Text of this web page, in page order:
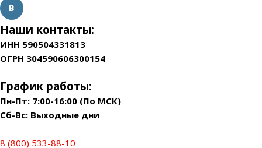
Наши контакты:
ИНН 590504331813
ОГРН 304590606300154
График работы:
Пн-Пт: 7:00-16:00 (По МСК)
Сб-Вс: Выходные дни
8 (800) 533-88-10